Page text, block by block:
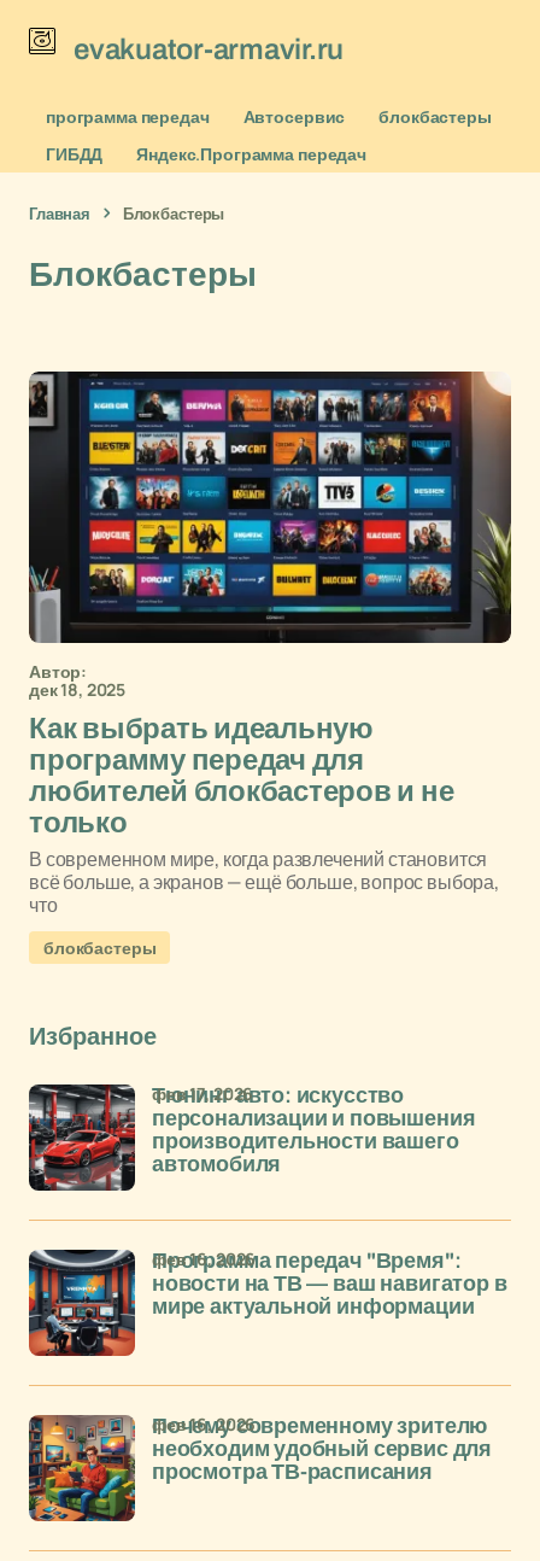
evakuator-armavir.ru
программа передач Автосервис
блокбастеры
ГИБДД
Яндекс.Программа передач
Главная Блокбастеры
Блокбастеры
Автор:
дек 18, 2025
Как выбрать идеальную
программу передач для
любителей блокбастеров и не
только
В современном мире, когда развлечений становится
всё больше, а экранов — ещё больше, вопрос выбора,
что
блокбастеры
Избранное
Тюнинг авто: искусство
персонализации и повышения
производительности вашего
автомобиля
фев 17, 2026
Программа передач "Время":
новости на ТВ — ваш навигатор в
мире актуальной информации
фев 16, 2026
Почему современному зрителю
необходим удобный сервис для
просмотра ТВ-расписания
фев 16, 2026